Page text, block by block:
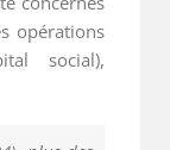
opérations
social),